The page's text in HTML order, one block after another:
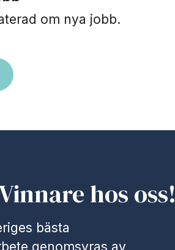
om nya jobb.
hos oss!
bästa
genomsyras av